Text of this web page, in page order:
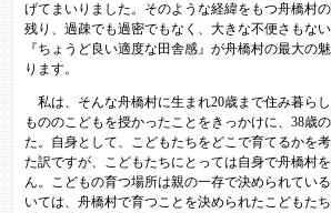
げてまいりました。そのような経緯をもつ舟橋村
残り、過疎でも過密でもなく、大きな不便さもない
『ちょうど良い適度な田舎感』が舟橋村の最大の
ります。
私は、そんな舟橋村に生まれ20歳まで住み暮ら
もののこどもを授かったことをきっかけに、38歳
た。自身として、こどもたちをどこで育てるかを
た訳ですが、こどもたちにとっては自身で舟橋村
ん。こどもの育つ場所は親の一存で決められてい
いては、舟橋村で育つことを決められたこどもた